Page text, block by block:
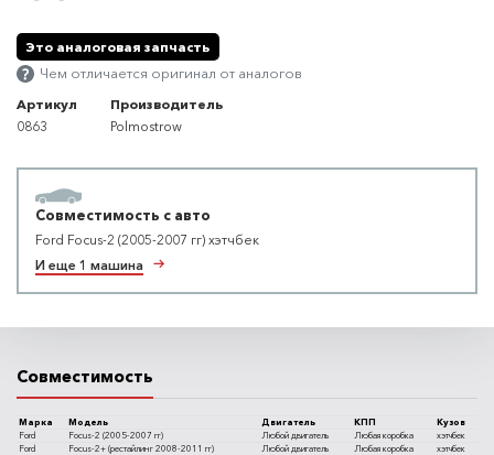
Это аналоговая запчасть
Чем отличается оригинал от аналогов
Артикул
0863
Производитель
Polmostrow
Совместимость с авто
Ford Focus-2 (2005-2007 гг) хэтчбек
И еще 1 машина
Совместимость
Марка Модель Двигатель КПП
Кузов
Ford
Focus-2 (2005-2007 гг) Любой двигатель Любая коробка
хэтчбек
Ford
Focus-2+ (рестайлинг 2008-2011 гг) Любой двигатель Любая коробка хэтчбек